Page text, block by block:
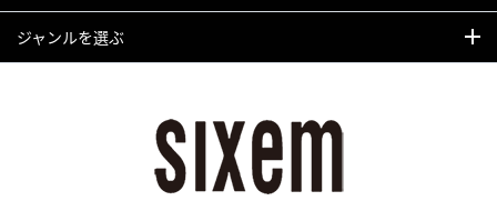
ジャンルを選ぶ